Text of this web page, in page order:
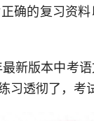
确的复习资料
新版本中考
透彻了，考